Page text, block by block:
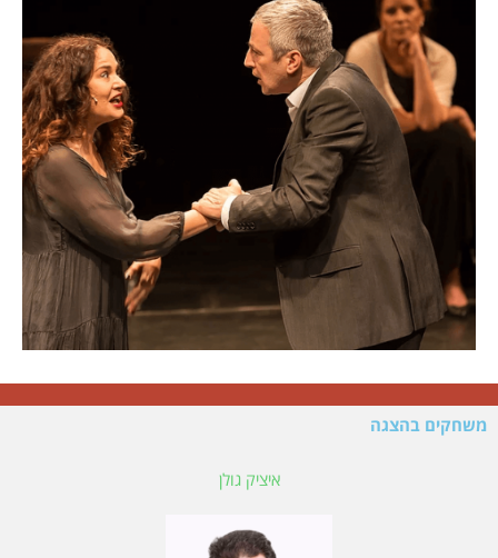
משחקים בהצגה
איציק גולן